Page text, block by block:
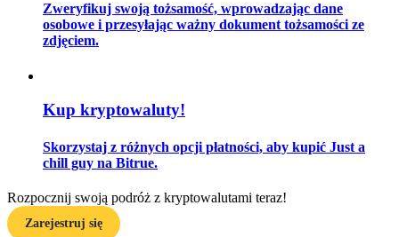
Strategie handlowe
Dowiedz się, jak zachować rentowność
Zweryfikuj swoją tożsamość, wprowadzając dane
osobowe i przesyłając ważny dokument tożsamości ze
zdjęciem.
Kup kryptowaluty!
Skorzystaj z różnych opcji płatności, aby kupić Just a
chill guy na Bitrue.
Rozpocznij swoją podróż z kryptowalutami teraz!
Zarejestruj się